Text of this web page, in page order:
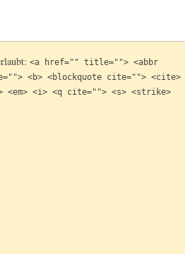
<a href="" title=""> <abbr
<b> <blockquote cite=""> <cite>
<em> <i> <q cite=""> <s> <strike>